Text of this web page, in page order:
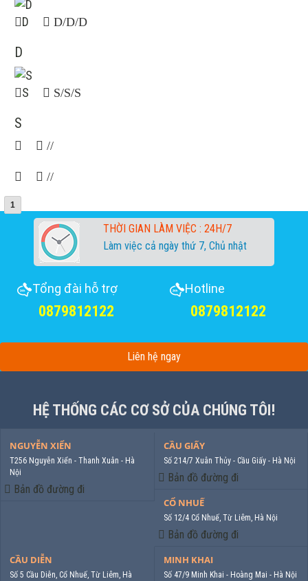
D D/D/D
D
S S/S/S
S
//
//
1
THỜI GIAN LÀM VIỆC : 24H/7
Làm việc cả ngày thứ 7, Chủ nhật
Tổng đài hỗ trợ
0879812122
Hotline
0879812122
Liên hệ ngay
HỆ THỐNG CÁC CƠ SỞ CỦA CHÚNG TÔI!
NGUYỄN XIỂN
T256 Nguyễn Xiển - Thanh Xuân - Hà
Nội
Bản đồ đường đi
CẦU GIẤY
Số 214/7 Xuân Thủy - Cầu Giấy - Hà Nội
Bản đồ đường đi
CỔ NHUẾ
Số 12/4 Cổ Nhuế, Từ Liêm, Hà Nội
Bản đồ đường đi
CẦU DIỄN
Số 5 Cầu Diễn, Cổ Nhuế, Từ Liêm, Hà
MINH KHAI
Số 47/9 Minh Khai - Hoàng Mai - Hà Nội